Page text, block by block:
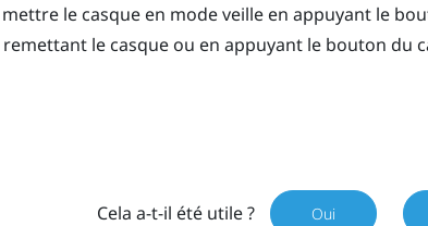
mettre le casque en mode veille en appuyant le
remettant le casque ou en appuyant le bouton du
Cela a-t-il été utile ? Oui